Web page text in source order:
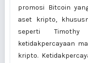
promosi Bitcoin
aset kripto,
seperti Timothy
ketidakpercayaan
kripto.